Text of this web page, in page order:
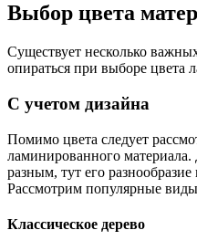
Выбор цвета
Существует несколько
опираться при выборе цвета
С учетом дизайна
Помимо цвета следует
ламинированного
разным, тут его
Рассмотрим популярные
Классическое дерево